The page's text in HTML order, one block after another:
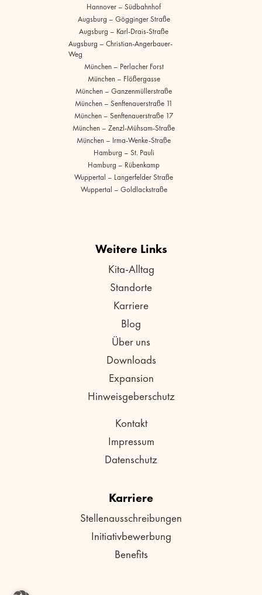
Hannover – Südbahnhof
Augsburg – Gögginger Straße
Augsburg – Karl-Drais-Straße
Augsburg – Christian-Angerbauer-
Weg
München – Perlacher Forst
München – Flößergasse
München – Ganzenmüllerstraße
München – Senftenauerstraße 11
München – Senftenauerstraße 17
München – Zenzl-Mühsam-Straße
München – Irma-Wenke-Straße
Hamburg – St. Pauli
Hamburg – Rübenkamp
Wuppertal – Langerfelder Straße
Wuppertal – Goldlackstraße
Weitere Links
Kita-Alltag
Standorte
Karriere
Blog
Über uns
Downloads
Expansion
Hinweisgeberschutz
Kontakt
Impressum
Datenschutz
Karriere
Stellenausschreibungen
Initiativbewerbung
Benefits